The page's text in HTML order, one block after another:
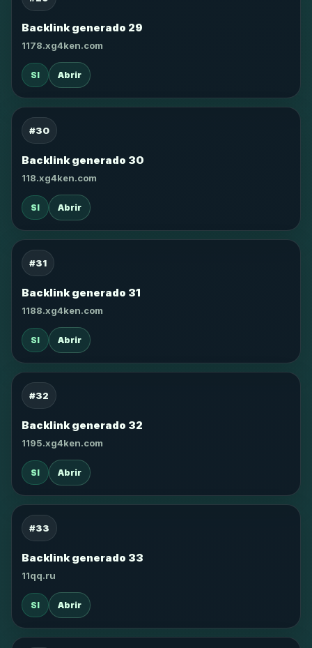
Backlink generado 29
1178.xg4ken.com
SI Abrir
#30
Backlink generado 30
118.xg4ken.com
SI Abrir
#31
Backlink generado 31
1188.xg4ken.com
SI Abrir
#32
Backlink generado 32
1195.xg4ken.com
SI Abrir
#33
Backlink generado 33
11qq.ru
SI Abrir